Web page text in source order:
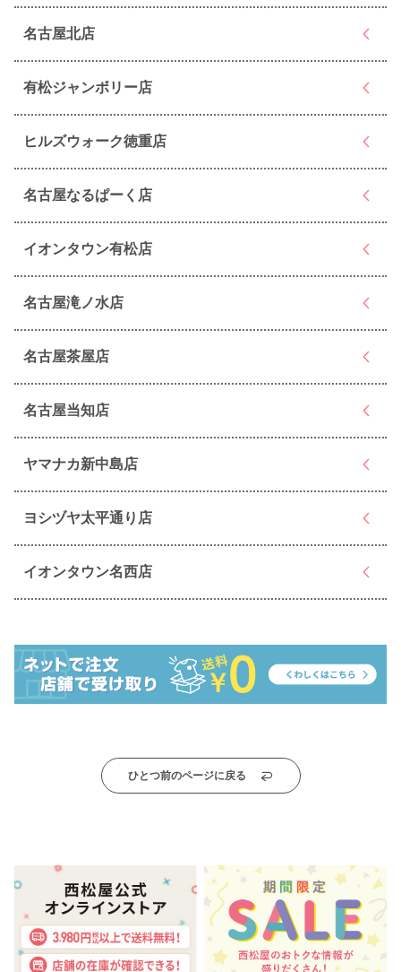
名古屋北店
有松ジャンボリー店
ヒルズウォーク徳重店
名古屋なるぱーく店
イオンタウン有松店
名古屋滝ノ水店
名古屋茶屋店
名古屋当知店
ヤマナカ新中島店
ヨシヅヤ太平通り店
イオンタウン名西店
ひとつ前のページに戻る